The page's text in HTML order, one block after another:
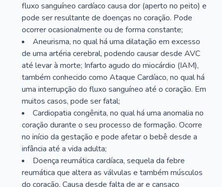
fluxo sanguíneo cardíaco causa dor (aperto no peito) e
pode ser resultante de doenças no coração. Pode
ocorrer ocasionalmente ou de forma constante;
Aneurisma, no qual há uma dilatação em excesso
de uma artéria cerebral, podendo causar desde AVC
até levar à morte; Infarto agudo do miocárdio (IAM),
também conhecido como Ataque Cardíaco, no qual há
uma interrupção do fluxo sanguíneo até o coração. Em
muitos casos, pode ser fatal;
Cardiopatia congênita, no qual há uma anomalia no
coração durante o seu processo de formação. Ocorre
no início da gestação e pode afetar o bebê desde a
infância até a vida adulta;
Doença reumática cardíaca, sequela da febre
reumática que altera as válvulas e também músculos
do coração. Causa desde falta de ar e cansaço